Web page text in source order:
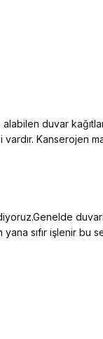
duvar
Kanserojen
sıfır işlenir bu